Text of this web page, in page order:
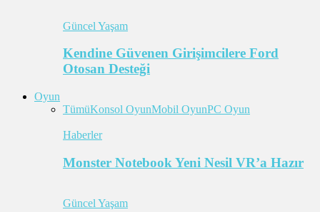
Güncel Yaşam
Kendine Güvenen Girişimcilere Ford
Otosan Desteği
Oyun
TümüKonsol OyunMobil OyunPC Oyun
Haberler
Monster Notebook Yeni Nesil VR’a Hazır
Güncel Yaşam